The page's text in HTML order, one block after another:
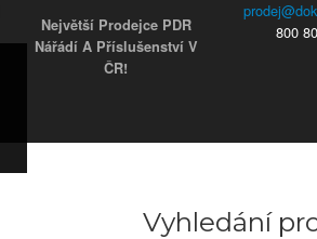
Největší Prodejce PDR
Nářádí A Příslušenství V
ČR!
800
Vyhledání